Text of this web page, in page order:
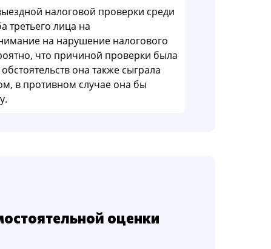
налоговой проверки среди
третьего лица на
на нарушение налогового
что причиной проверки была
она также сыграла
в противном случае она бы
оценки